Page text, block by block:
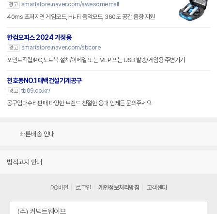
광고 smartstore.naver.com/awesomemall
40ms 초저지연 게임모드, Hi-Fi 음악모드, 360도 공간 음향 지원
한컴오피스 2024 가정용
광고 smartstore.naver.com/sbcore
포인트적립/PC,노트북 설치/이메일 또는 MLP 또는 USB 발송/게임용 주변기기
천호동NO.1태백건설기계공구
광고 tb09.co.kr/
공구임대수리판매 다양한 브랜드 친절한 응대 언제든 문의주세요
빠른배송 안내
법적고지 안내
PC버전 로그인 개인정보처리방침 고객센터
(주) 커넥트웨이브